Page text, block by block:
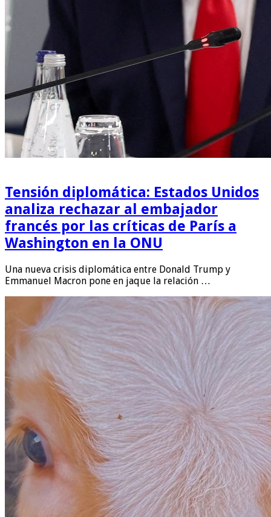
Tensión diplomática: Estados Unidos
analiza rechazar al embajador
francés por las críticas de París a
Washington en la ONU
Una nueva crisis diplomática entre Donald Trump y
Emmanuel Macron pone en jaque la relación …